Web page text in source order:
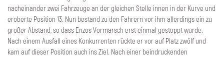
nacheinander zwei Fahrzeuge an der gleichen Stelle innen in der Kurve und
eroberte Position 13. Nun bestand zu den Fahrern vor ihm allerdings ein zu
großer Abstand, so dass Enzos Vormarsch erst einmal gestoppt wurde.
Nach einem Ausfall eines Konkurrenten rückte er vor auf Platz zwölf und
kam auf dieser Position auch ins Ziel. Nach einer beindruckenden